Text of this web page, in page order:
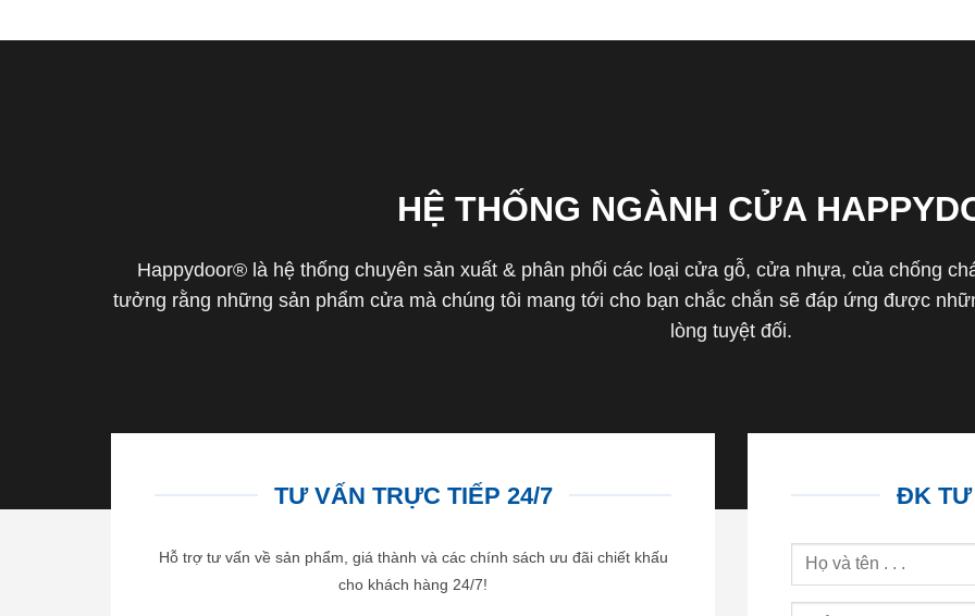
HỆ THỐNG NGÀNH CỬA
Happydoor® là hệ thống chuyên sản xuất & phân phối các loại cửa gỗ, cửa nhựa, của chống
tưởng rằng những sản phẩm cửa mà chúng tôi mang tới cho bạn chắc chắn sẽ đáp ứng được
lòng tuyệt đối.
TƯ VẤN TRỰC TIẾP 24/7
Hỗ trợ tư vấn về sản phẩm, giá thành và các chính sách ưu đãi chiết khấu
cho khách hàng 24/7!
ĐK TƯ